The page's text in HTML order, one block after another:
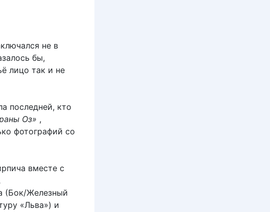
не в
бы,
лицо так и не
последней, кто
Оз» ,
фотографий со
вместе с
(Бок/Железный
«Льва») и